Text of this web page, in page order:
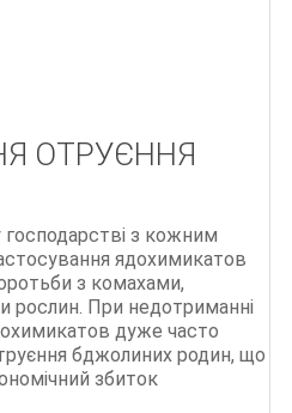
бджільництву
ОТРУЄННЯ
господарстві з кожним
ядохимикатов
з комахами,
рослин. При недотриманні
дуже часто
бджолиних родин, що
збиток